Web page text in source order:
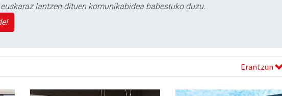
lantzen dituen komunikabidea babestuko duzu.
Erantzun